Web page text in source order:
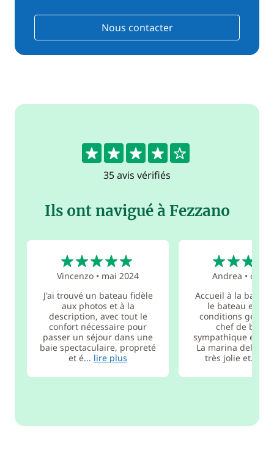
Nous contacter
4
35 avis vérifiés
Ils ont navigué à Fezzano
Vincenzo • mai 2024
J'ai trouvé un bateau fidèle
aux photos et à la
description, avec tout le
confort nécessaire pour
passer un séjour dans une
baie spectaculaire, propreté
et é... lire plus
Andrea •oct.
Accueil à la base
le bateau en
conditions
chef de base
sympathique et
La marina del
très jolie et...